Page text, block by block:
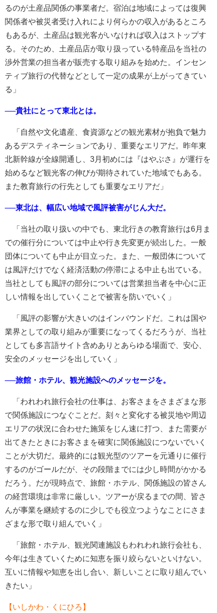
るのが土産品関係の事業者だ。宿泊は地域によっては復興
関係者や被災者受け入れにより何らかの収入があるところ
もあるが、土産品は観光客がいなければ収入はストップす
る。そのため、土産品店が取り扱っている特産品を当社の
渉外営業の担当者が販売する取り組みを始めた。インセン
ティブ旅行の代替などとして一定の成果が上がってきてい
る」
──貴社にとって東北とは。
「自然や文化遺産、食資源などの観光素材が抱負で魅力
あるデスティネーションであり、重要なエリアだ。昨年東
北新幹線が全線開通し、3月初めには『はやぶさ』が運行を
始めるなど観光客の伸びが期待されていた地域でもある。
また教育旅行の行先としても重要なエリアだ」
──東北は、幅広い地域で風評被害がじん大だ。
「当社の取り扱いの中でも、東北行きの教育旅行は6月ま
での催行分については中止や行き先変更が続出した。一般
団体についても中止が目立った。また、一般団体について
は風評だけでなく経済活動の停滞による中止も出ている。
当社としても風評の部分については営業担当者を中心に正
しい情報を出していくことで被害を防いでいく」
「風評の影響が大きいのはインバウンドだ。これは国や
業界としての取り組みが重要になってくるだろうが、当社
としても多言語サイト含めありとあらゆる場面で、安心、
安全のメッセージを出していく」
──旅館・ホテル、観光施設へのメッセージを。
「われわれ旅行会社の仕事は、お客さまをさまざまな形
で関係施設につなぐことだ。刻々と変化する被災地や周辺
エリアの状況に合わせた施策をじん速に打つ、また需要が
出てきたときにお客さまを確実に関係施設につないでいく
ことが大切だ。最終的には観光型のツアーを元通りに催行
するのがゴールだが、その段階までには少し時間がかかる
だろう。だが現時点で、旅館・ホテル、関係施設の皆さん
の経営環境は非常に厳しい。ツアーが戻るまでの間、皆さ
んが事業を継続するのに少しでも役立つようなことにさま
ざまな形で取り組んでいく」
「旅館・ホテル、観光関連施設もわれわれ旅行会社も、
今年は生きていくために知恵を振り絞らないといけない。
互いに情報や知恵を出し合い、新しいことに取り組んでい
きたい」
【いしかわ・くにひろ】